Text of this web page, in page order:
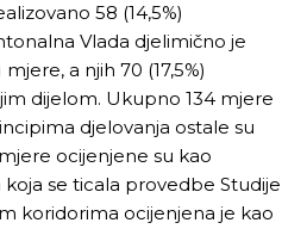
58 (14,5%)
Vlada djelimično je
a njih 70 (17,5%)
dijelom. Ukupno 134 mjere
djelovanja ostale su
ocijenjene su kao
se ticala provedbe Studije
koridorima ocijenjena je kao